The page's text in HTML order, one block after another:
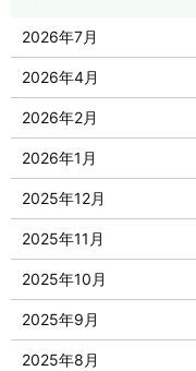
2026年7月
2026年4月
2026年2月
2026年1月
2025年12月
2025年11月
2025年10月
2025年9月
2025年8月